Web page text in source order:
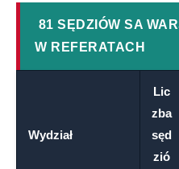
81 SĘDZIÓW SA
W REFERATACH
Wydział
Lic
zba
sęd
zió